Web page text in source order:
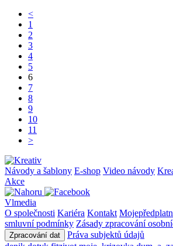
<
1
2
3
4
5
6
7
8
9
10
11
>
Návody a šablony E-shop Video návody
Akce
Vlmedia
O společnosti Kariéra Kontakt
smluvní podmínky Zásady zpracování
Zpracování dat
Práva subjektů údajů